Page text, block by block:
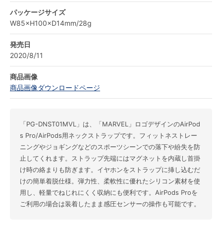
パッケージサイズ
W85×H100×D14mm/28g
発売日
2020/8/11
商品画像
商品画像ダウンロードページ
「PG-DNST01MVL」は、「MARVEL」ロゴデザインのAirPod
s Pro/AirPods用ネックストラップです。フィットネストレー
ニングやジョギングなどのスポーツシーンでの落下や紛失を防
止してくれます。ストラップ先端にはマグネットを内蔵し首掛
け時の絡まりも防ぎます。イヤホンをストラップに挿し込むだ
けの簡単着脱仕様。弾力性、柔軟性に優れたシリコン素材を使
用し、軽量でねじれにくく収納にも便利です。AirPods Proを
ご利用の場合は装着したまま感圧センサーの操作も可能です。